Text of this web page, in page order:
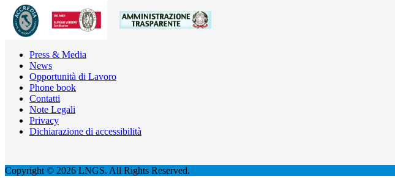
Press & Media
News
Opportunità di Lavoro
Phone book
Contatti
Note Legali
Privacy
Dichiarazione di accessibilità
Copyright © 2026 LNGS. All Rights Reserved.